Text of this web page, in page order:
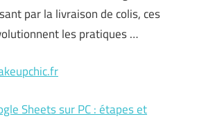
par la livraison de colis, ces
les pratiques …
Sheets sur PC : étapes et